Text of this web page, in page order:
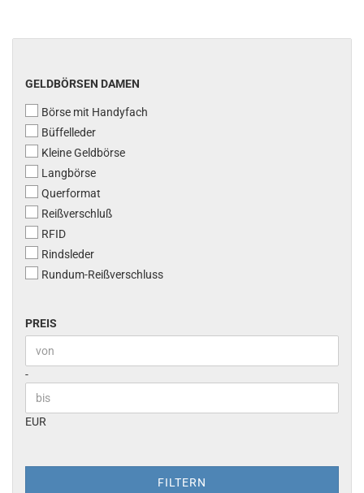
GELDBÖRSEN
GELDBÖRSEN DAMEN
Börse mit Handyfach
Büffelleder
Kleine Geldbörse
Langbörse
Querformat
Reißverschluß
RFID
Rindsleder
Rundum-Reißverschluss
PREIS
PREIS
Preis bis
-
EUR
FILTERN